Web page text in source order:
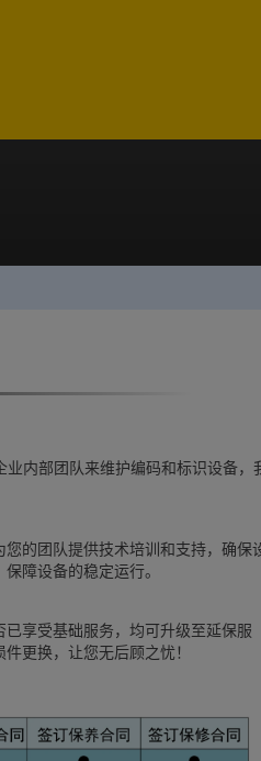
内部团队来维护编码和标识设备，
的团队提供技术培训和支持，确保
障设备的稳定运行。
享受基础服务，均可升级至延保服
更换，让您无后顾之忧！